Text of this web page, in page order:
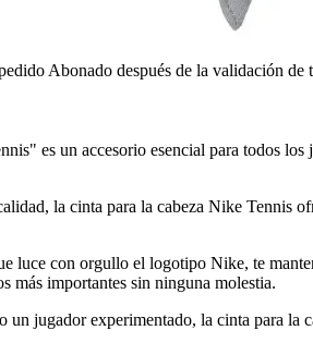
Abonado después de la validación de
es un accesorio esencial para todos
la cinta para la cabeza Nike Tennis
luce con orgullo el logotipo Nike, te
más importantes sin ninguna molestia.
un jugador experimentado, la cinta para la